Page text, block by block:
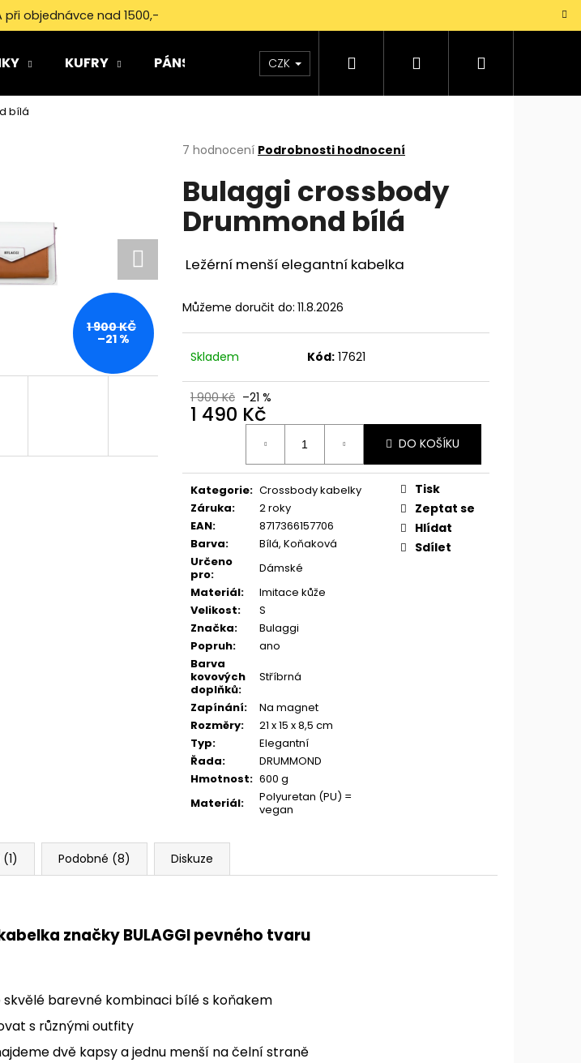
při objednávce nad 1500,-
KUFRY PÁNSKÉ TAŠKY VŮNĚ DOPLŇKY
CZK Hledat PřihlášeníNákupní
bílá
Průměrné
produktu
je
5,0
hvězdiček.
7 hodnocení Podrobnosti hodnocení
Bulaggi crossbody
Drummond bílá
Ležérní menší elegantní kabelka
Můžeme doručit do: 11.8.2026
Skladem Kód: 17621
1 900 Kč –21 %
1 490 Kč
DO KOŠÍKU
Kategorie: Crossbody kabelky
Záruka:
2 roky
EAN:
8717366157706
Barva:
Bílá, Koňaková
Určeno
pro:
Dámské
Materiál:
Imitace kůže
Velikost:
S
Značka:
Bulaggi
Popruh:
ano
Barva
kovových
doplňků:
Stříbrná
Zapínání:
Na magnet
Rozměry:
21 x 15 x 8,5 cm
Typ:
Elegantní
Řada:
DRUMMOND
Hmotnost: 600 g
Materiál:
Polyuretan (PU) =
vegan
Tisk
Zeptat se
Hlídat
Sdílet
1 900 KČ
–21 %
Podobné (8) Diskuze
značky BULAGGI pevného tvaru
barevné kombinaci bílé s koňakem
s různými outfity
dvě kapsy a jednu menší na čelní straně
najít?